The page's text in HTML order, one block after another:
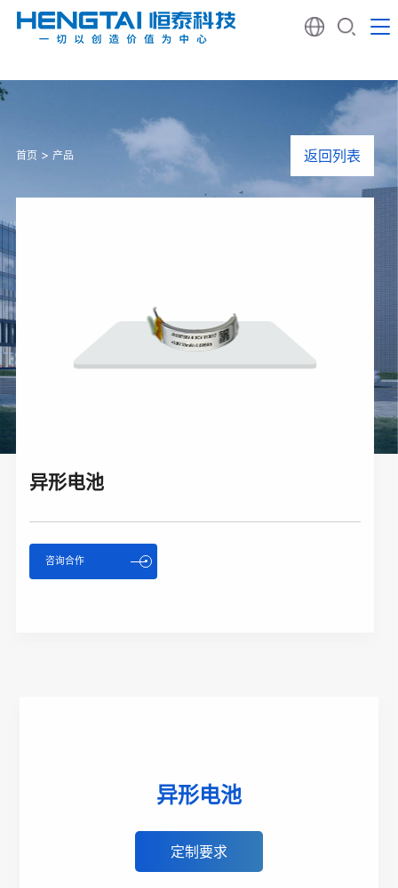
首页 > 产品 返回列表
异形电池
咨询合作
异形电池
定制要求